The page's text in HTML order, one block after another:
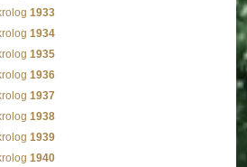
1933
1934
1935
1936
1937
1938
1939
1940